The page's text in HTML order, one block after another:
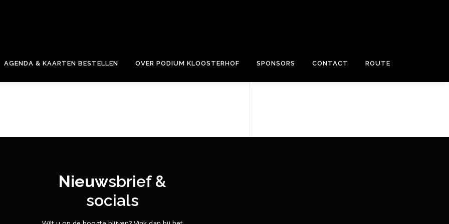
AGENDA & KAARTEN BESTELLEN OVER PODIUM KLOOSTERHOF SPONSORS CONTACT ROUTE
Nieuwsbrief &
socials